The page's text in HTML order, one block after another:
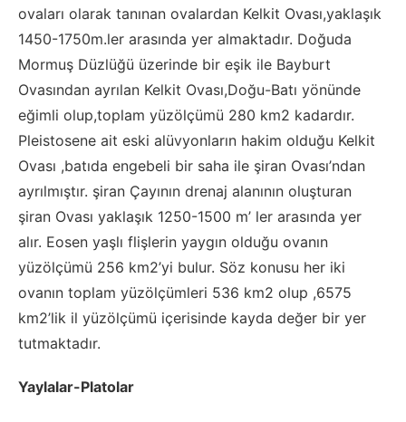
ovaları olarak tanınan ovalardan Kelkit Ovası,yaklaşık
1450-1750m.ler arasında yer almaktadır. Doğuda
Mormuş Düzlüğü üzerinde bir eşik ile Bayburt
Ovasından ayrılan Kelkit Ovası,Doğu-Batı yönünde
eğimli olup,toplam yüzölçümü 280 km2 kadardır.
Pleistosene ait eski alüvyonların hakim olduğu Kelkit
Ovası ,batıda engebeli bir saha ile şiran Ovası’ndan
ayrılmıştır. şiran Çayının drenaj alanının oluşturan
şiran Ovası yaklaşık 1250-1500 m’ ler arasında yer
alır. Eosen yaşlı flişlerin yaygın olduğu ovanın
yüzölçümü 256 km2’yi bulur. Söz konusu her iki
ovanın toplam yüzölçümleri 536 km2 olup ,6575
km2’lik il yüzölçümü içerisinde kayda değer bir yer
tutmaktadır.
Yaylalar-Platolar